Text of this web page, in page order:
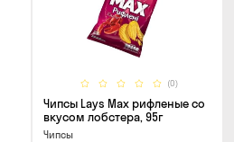
(0)
Чипсы Lays Max рифленые со
вкусом лобстера, 95г
Чипсы